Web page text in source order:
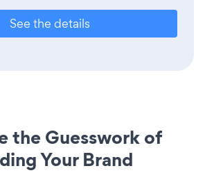
See the details
the Guesswork of
Your Brand